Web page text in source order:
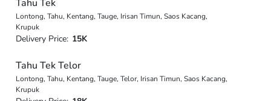
Tahu Tek
Lontong, Tahu, Kentang, Tauge, Irisan Timun, Saos Kacang,
Krupuk
Delivery Price: 15K
Tahu Tek Telor
Lontong, Tahu, Kentang, Tauge, Telor, Irisan Timun, Saos Kacang,
Krupuk